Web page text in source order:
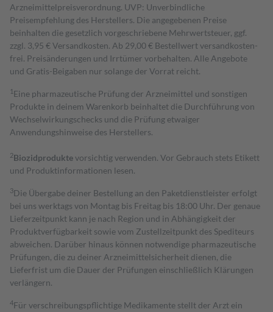
Arzneimittelpreisverordnung. UVP: Unverbindliche
Preisempfehlung des Herstellers. Die angegebenen Preise
beinhalten die gesetzlich vorgeschriebene Mehrwertsteuer, ggf.
zzgl. 3,95 € Versandkosten. Ab 29,00 € Bestell­wert versand­kosten­
frei. Preisänderungen und Irrtümer vorbehalten. Alle Angebote
und Gratis-Beigaben nur solange der Vorrat reicht.
1 Eine pharmazeutische Prüfung der Arzneimittel und sonstigen
Produkte in deinem Warenkorb beinhaltet die Durchführung von
Wechselwirkungschecks und die Prüfung etwaiger
Anwendungshinweise des Herstellers.
2Biozidproduktevorsichtig verwenden. Vor Gebrauch stets Etikett
und Produktinformationen lesen.
3Die Übergabe deiner Bestellung an den Paketdienstleister erfolgt
bei uns werktags von Montag bis Freitag bis 18:00 Uhr. Der genaue
Lieferzeitpunkt kann je nach Region und in Abhängigkeit der
Produktverfügbarkeit sowie vom Zustellzeitpunkt des Spediteurs
abweichen. Darüber hinaus können notwendige pharmazeutische
Prüfungen, die zu deiner Arzneimittelsicherheit dienen, die
Lieferfrist um die Dauer der Prüfungen einschließlich Klärungen
verlängern.
4Für verschreibungspflichtige Medikamente stellt der Arzt ein